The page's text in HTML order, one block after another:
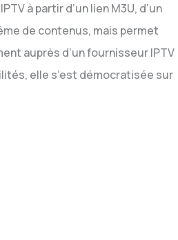
à partir d’un lien M3U, d’un
de contenus, mais permet
auprès d’un fournisseur IPTV
elle s’est démocratisée sur